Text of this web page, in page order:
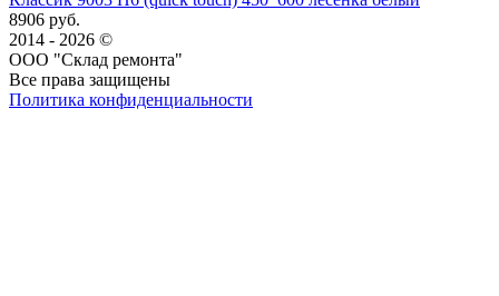
8906 руб.
2014 - 2026 ©
ООО "Склад ремонта"
Все права защищены
Политика конфиденциальности